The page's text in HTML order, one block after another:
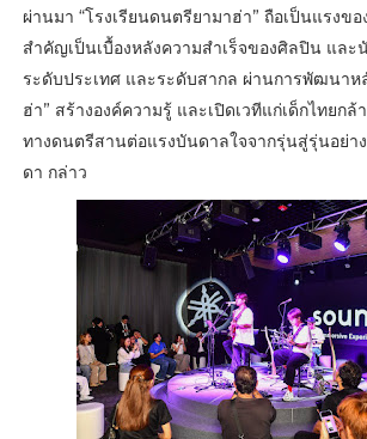
ผ่านมา “โรงเรียนดนตรียามาฮ่า” ถือเป็นแรงข
สำคัญเป็นเบื้องหลังความสำเร็จของศิลปิน และ
ระดับประเทศ และระดับสากล ผ่านการพัฒนาห
ฮ่า” สร้างองค์ความรู้ และเปิดเวทีแก่เด็กไทยก
ทางดนตรีสานต่อแรงบันดาลใจจากรุ่นสู่รุ่นอย่า
ดา กล่าว